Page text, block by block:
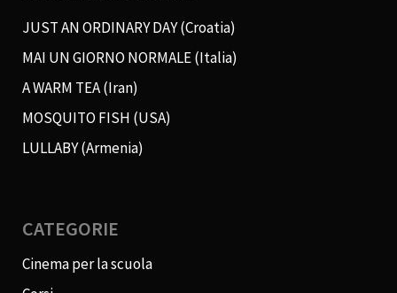
JUST AN ORDINARY DAY (Croatia)
MAI UN GIORNO NORMALE (Italia)
A WARM TEA (Iran)
MOSQUITO FISH (USA)
LULLABY (Armenia)
CATEGORIE
Cinema per la scuola